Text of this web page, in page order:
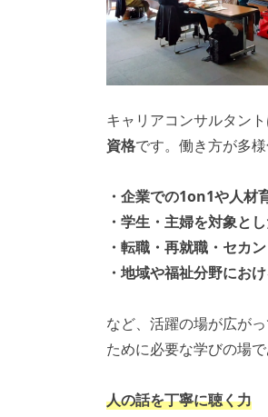
キャリアコンサルタン
資格です。働き方が多様
・企業での1on1や人材
・学生・主婦を対象と
・転職・再就職・セカ
・地域や福祉分野にお
など、活躍の場が広が
ために必要な学びの場
人の話を丁寧に聴く力